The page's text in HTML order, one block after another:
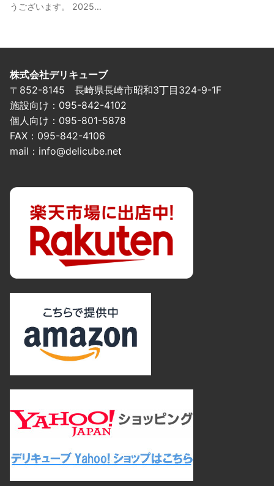
うございます。 2025…
株式会社デリキューブ
〒852-8145 長崎県長崎市昭和3丁目324-9-1F
施設向け：095-842-4102
個人向け：095-801-5878
FAX：095-842-4106
mail：info@delicube.net